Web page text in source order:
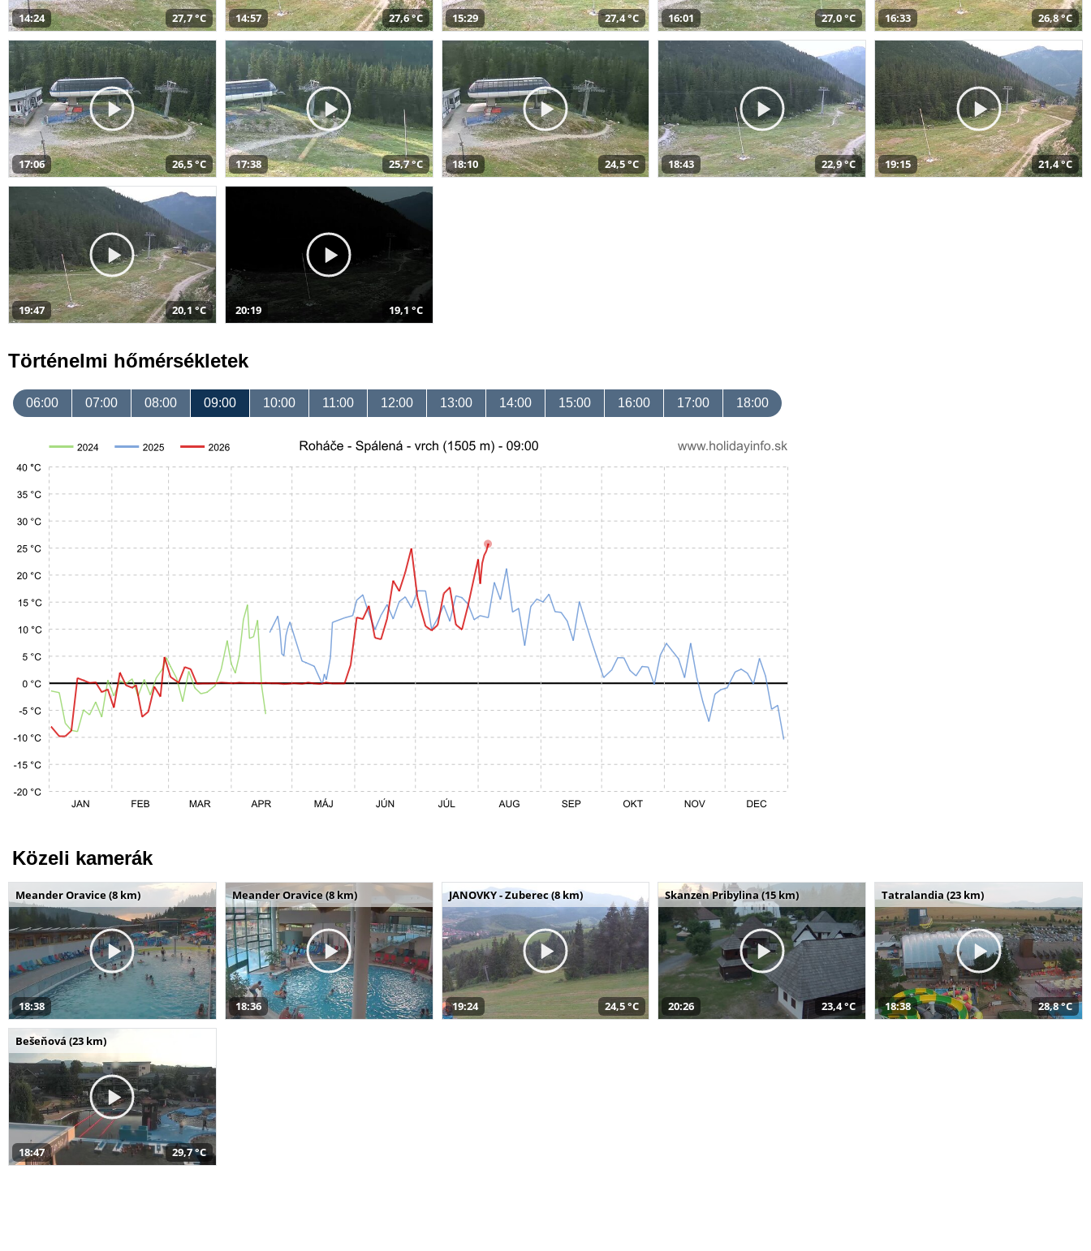
14:24 27,7 °C 14:57 27,6 °C 15:29 27,4 °C 16:01 27,0 °C 16:33 26,8 °C
17:06 26,5 °C 17:38 25,7 °C 18:10 24,5 °C 18:43 22,9 °C 19:15 21,4 °C
19:47 20,1 °C 20:19 19,1 °C
Történelmi hőmérsékletek
06:00 07:00 08:00 09:00 10:00 11:00 12:00 13:00 14:00 15:00 16:00 17:00 18:00
Közeli kamerák
Meander Oravice (8 km)
18:38
Meander Oravice (8 km)
18:36
JANOVKY - Zuberec (8 km)
19:24 24,5 °C
Skanzen Pribylina (15 km)
20:26 23,4 °C
Tatralandia (23 km)
18:38 28,8 °C
Bešeňová (23 km)
18:47 29,7 °C